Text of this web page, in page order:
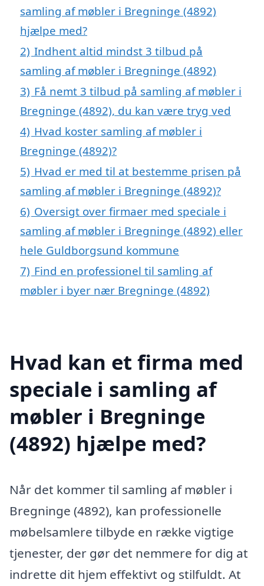
samling af møbler i Bregninge (4892)
hjælpe med?
2) Indhent altid mindst 3 tilbud på
samling af møbler i Bregninge (4892)
3) Få nemt 3 tilbud på samling af møbler i
Bregninge (4892), du kan være tryg ved
4) Hvad koster samling af møbler i
Bregninge (4892)?
5) Hvad er med til at bestemme prisen på
samling af møbler i Bregninge (4892)?
6) Oversigt over firmaer med speciale i
samling af møbler i Bregninge (4892) eller
hele Guldborgsund kommune
7) Find en professionel til samling af
møbler i byer nær Bregninge (4892)
Hvad kan et firma med
speciale i samling af
møbler i Bregninge
(4892) hjælpe med?
Når det kommer til samling af møbler i
Bregninge (4892), kan professionelle
møbelsamlere tilbyde en række vigtige
tjenester, der gør det nemmere for dig at
indrette dit hjem effektivt og stilfuldt. At